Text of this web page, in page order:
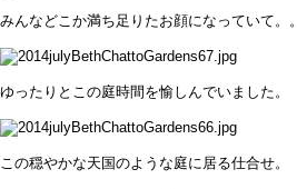
みんなどこか満ち足りたお顔になっていて。。
ゆったりとこの庭時間を愉しんでいました。
この穏やかな天国のような庭に居る仕合せ。